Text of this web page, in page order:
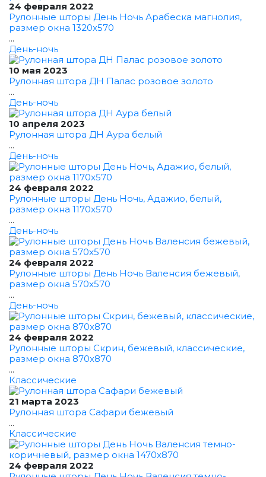
24 февраля 2022
Рулонные шторы День Ночь Арабеска магнолия,
размер окна 1320x570
...
День-ночь
10 мая 2023
Рулонная штора ДН Палас розовое золото
...
День-ночь
10 апреля 2023
Рулонная штора ДН Аура белый
...
День-ночь
24 февраля 2022
Рулонные шторы День Ночь, Адажио, белый,
размер окна 1170x570
...
День-ночь
24 февраля 2022
Рулонные шторы День Ночь Валенсия бежевый,
размер окна 570x570
...
День-ночь
24 февраля 2022
Рулонные шторы Скрин, бежевый, классические,
размер окна 870x870
...
Классические
21 марта 2023
Рулонная штора Сафари бежевый
...
Классические
24 февраля 2022